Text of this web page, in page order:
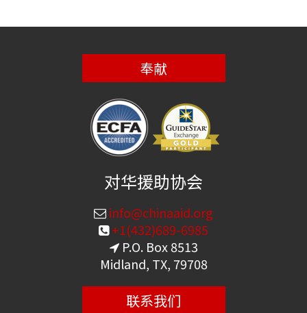
奉献
对华援助协会
info@chinaaid.org
+1(432)689-6985
P.O. Box 8513
Midland, TX, 79708
联系我们